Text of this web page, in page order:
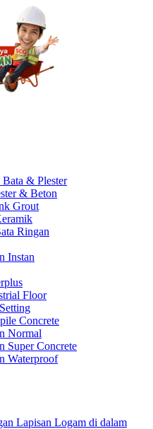
Bata & Plester
& Beton
Grout
Ringan
Instan
Floor
Concrete
Normal
Super Concrete
Waterproof
Lapisan Logam di dalam